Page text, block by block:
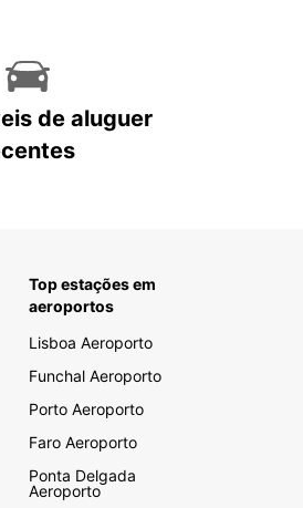
de aluguer
Top estações em
aeroportos
Lisboa Aeroporto
Funchal Aeroporto
Porto Aeroporto
Faro Aeroporto
Ponta Delgada
Aeroporto